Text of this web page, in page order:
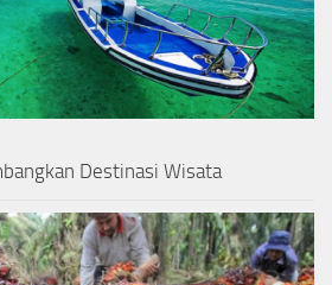
Destinasi Wisata